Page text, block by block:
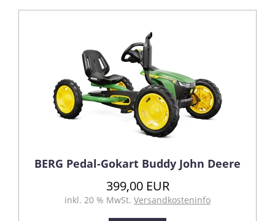
BERG Pedal-Gokart Buddy John Deere
399,00 EUR
inkl. 20 % MwSt. Versandkosteninfo